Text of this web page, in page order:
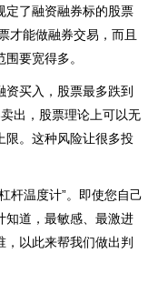
定了融资融券标的股票
才能做融券交易，而且
要宽得多。
买入，股票最多跌到
出，股票理论上可以无
限。这种风险让很多投
杆温度计”。即使您自己
知道，最敏感、最激进
以此来帮我们做出判